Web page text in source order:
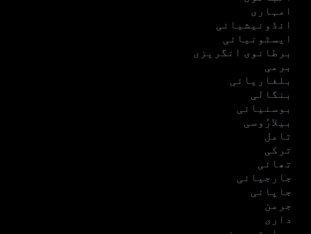
امہاری
انڈونیشیائی
ایسٹونیائی
برطانوی انگریزی
برمی
بلغاریائی
بنگالی
بوسنیائی
بیلارُوسی
تامل
ترکی
تھائی
جارجیائی
جاپانی
جرمن
داری